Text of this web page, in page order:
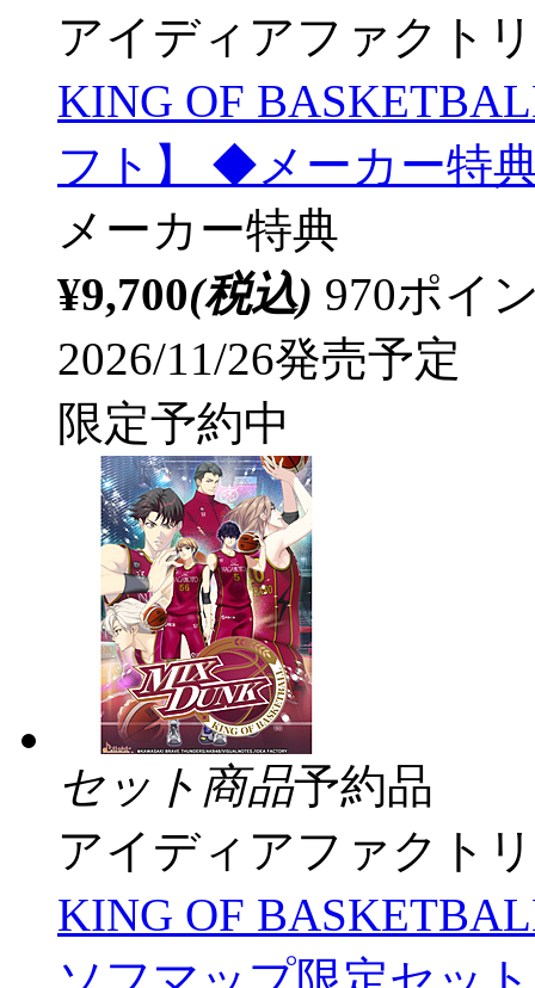
アイディアファクト
KING OF
フト】 ◆メーカー特
メーカー特典
¥9,700(税込) 970ポイ
2026/11/26発売予定
限定予約中
セット商品予約品
アイディアファクト
KING OF